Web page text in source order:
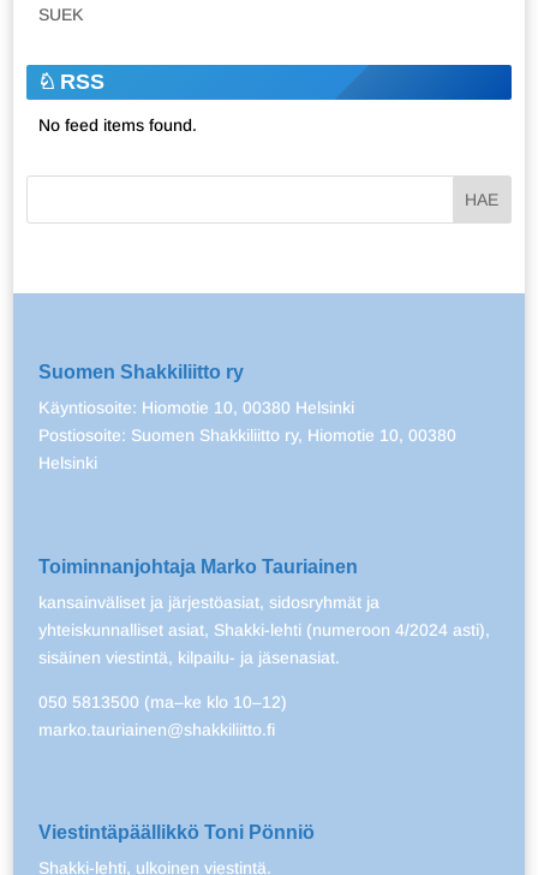
SUEK
RSS
No feed items found.
Suomen Shakkiliitto ry
Käyntiosoite: Hiomotie 10, 00380 Helsinki
Postiosoite: Suomen Shakkiliitto ry, Hiomotie 10, 00380
Helsinki
Toiminnanjohtaja Marko Tauriainen
kansainväliset ja järjestöasiat, sidosryhmät ja
yhteiskunnalliset asiat, Shakki-lehti (numeroon 4/2024 asti),
sisäinen viestintä, kilpailu- ja jäsenasiat.
050 5813500 (ma–ke klo 10–12)
marko.tauriainen@shakkiliitto.fi
Viestintäpäällikkö Toni Pönniö
Shakki-lehti, ulkoinen viestintä.